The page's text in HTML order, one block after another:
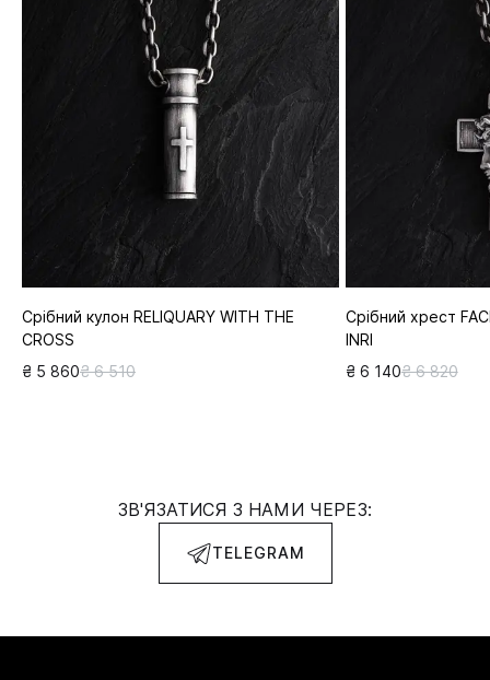
Срібний кулон RELIQUARY WITH THE
CROSS
₴ 5 860₴ 6 510
Срібний хрест
INRI
₴ 6 140₴ 6 820
ЗВ'ЯЗАТИСЯ З НАМИ ЧЕРЕЗ:
TELEGRAM